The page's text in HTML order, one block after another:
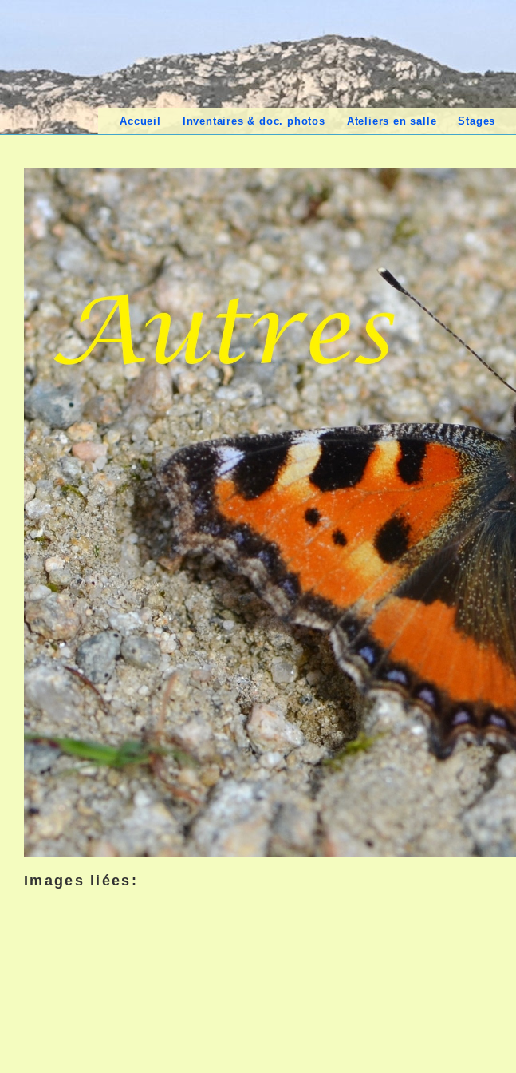
Accueil Inventaires & doc. photos Ateliers en salle Stages
Images liées: